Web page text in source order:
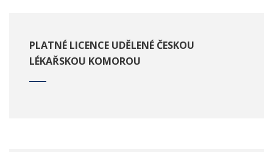
PLATNÉ LICENCE UDĚLENÉ ČESKOU
LÉKAŘSKOU KOMOROU